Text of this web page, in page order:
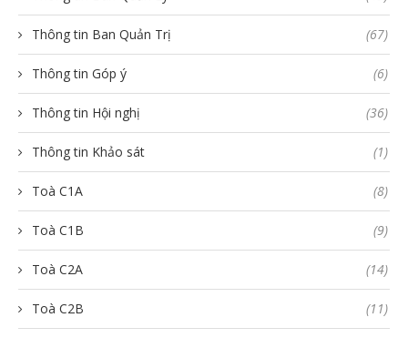
Thông tin Ban Quản Trị (67)
Thông tin Góp ý (6)
Thông tin Hội nghị (36)
Thông tin Khảo sát (1)
Toà C1A (8)
Toà C1B (9)
Toà C2A (14)
Toà C2B (11)